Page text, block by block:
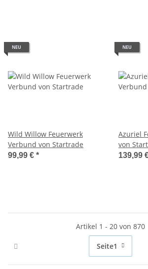
NEU
Wild Willow Feuerwerk
Verbund von Startrade
99,99 € *
NEU
Azuriel
von
139,99
Artikel 1 - 20 von 870
Seite1